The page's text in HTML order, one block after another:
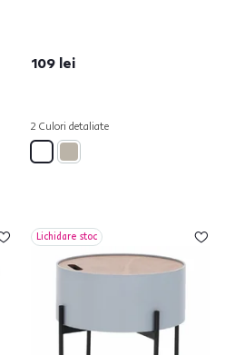
109 lei
2 Culori detaliate
Lichidare stoc